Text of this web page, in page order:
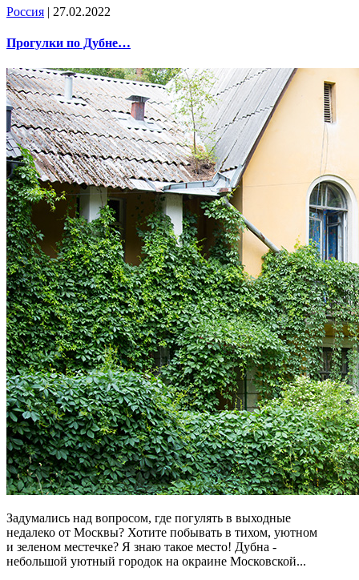
Россия | 27.02.2022
Прогулки по Дубне…
Задумались над вопросом, где погулять в выходные
недалеко от Москвы? Хотите побывать в тихом, уютном
и зеленом местечке? Я знаю такое место! Дубна -
небольшой уютный городок на окраине Московской...